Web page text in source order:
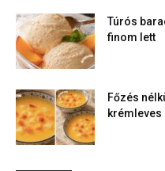
Túrós
finom lett
Főzés
krémleves